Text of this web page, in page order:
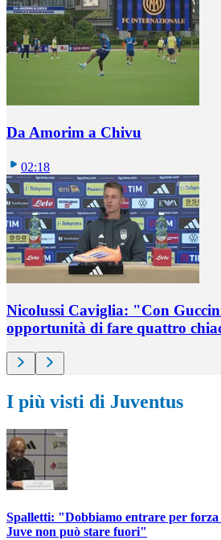
Da Amorim a Chivu
02:18
Nicolussi Caviglia: "Con
opportunità di fare quattro
I più visti di Juventus
Spalletti: "Dobbiamo entrare per forza
Juve non può stare fuori"